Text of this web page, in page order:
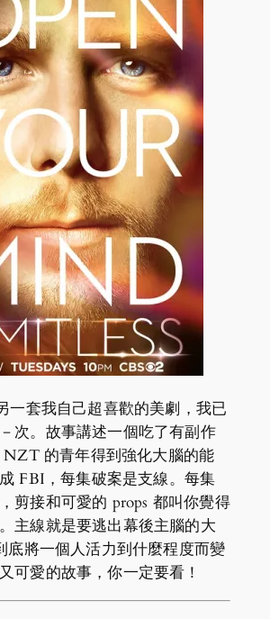
另一套我自己超喜歡的美劇，我已
次。故事講述一個吃了有副作
NZT 的青年得到強化大腦的能
FBI，每集破案是支線。每集
剪接和可愛的 props 都叫你覺得
主線就是要逃出幕後主腦的大
將一個人活力到什麼程度而變
可愛的故事，你一定要看！